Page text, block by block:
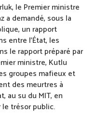
le Premier ministre
a demandé, sous la
un rapport
entre l’État, les
le rapport préparé par
ministre, Kutlu
groupes mafieux et
des meurtres à
au su du MIT, en
trésor public.